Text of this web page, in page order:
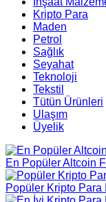
Kripto Para
Maden
Petrol
Sağlık
Seyahat
Teknoloji
Tekstil
Tütün Ürünleri
Ulaşım
Üyelik
En Popüler Altcoin
Popüler Kripto Para